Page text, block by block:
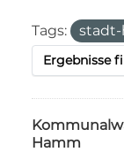
Tags:
Ergebnisse
Hamm